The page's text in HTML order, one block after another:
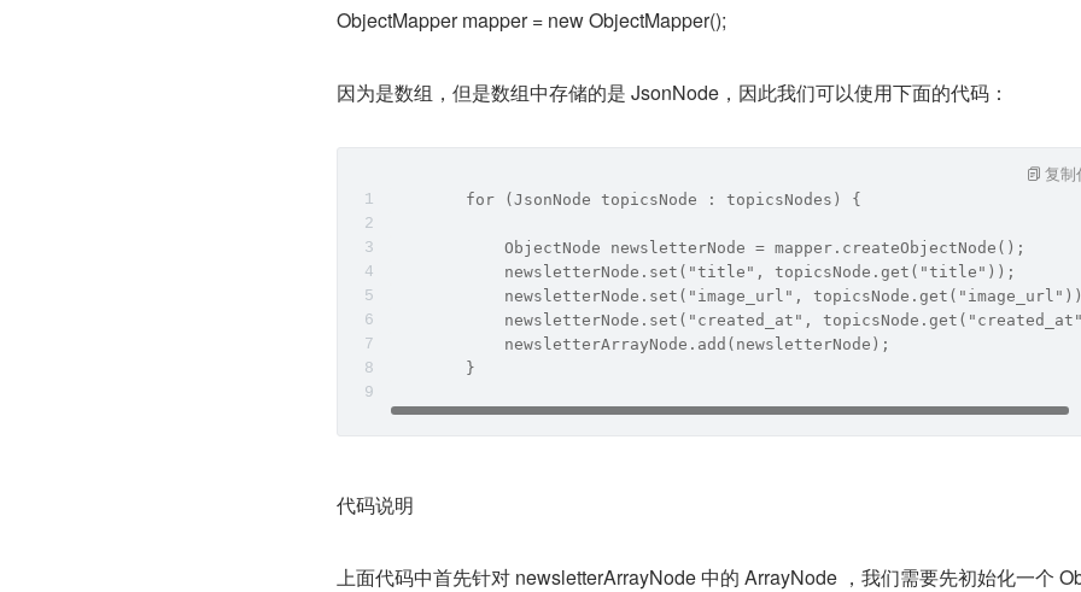
ObjectMapper mapper = new ObjectMapper();
因为是数组，但是数组中存储的是 JsonNode，因此我们可以使用下面的代码：
        for (JsonNode topicsNode : topicsNodes) {
            ObjectNode newsletterNode = mapper.createObjectNode();
            newsletterNode.set("title", topicsNode.get("title"));
newsletterNode.set("image_url",
newsletterNode.set("created_at",
            newsletterArrayNode.add(newsletterNode);
        }
复制
代码说明
上面代码中首先针对 newsletterArrayNode 中的 ArrayNode ，我们需要先初始化一个